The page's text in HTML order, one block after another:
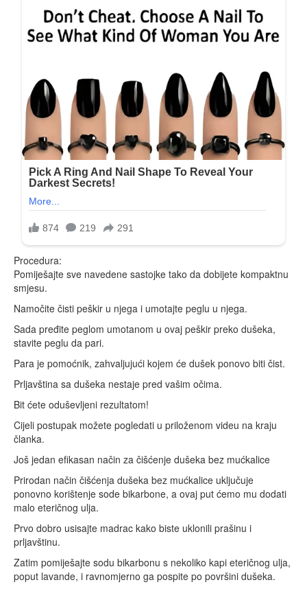
Procedura:
Pomiješajte sve navedene sastojke tako da dobijete kompaktnu
smjesu.
Namočite čisti peškir u njega i umotajte peglu u njega.
Sada pređite peglom umotanom u ovaj peškir preko dušeka,
stavite peglu da pari.
Para je pomoćnik, zahvaljujući kojem će dušek ponovo biti čist.
Prljavština sa dušeka nestaje pred vašim očima.
Bit ćete oduševljeni rezultatom!
Cijeli postupak možete pogledati u priloženom videu na kraju
članka.
Još jedan efikasan način za čišćenje dušeka bez mućkalice
Prirodan način čišćenja dušeka bez mućkalice uključuje
ponovno korištenje sode bikarbone, a ovaj put ćemo mu dodati
malo eteričnog ulja.
Prvo dobro usisajte madrac kako biste uklonili prašinu i
prljavštinu.
Zatim pomiješajte sodu bikarbonu s nekoliko kapi eteričnog ulja,
poput lavande, i ravnomjerno ga pospite po površini dušeka.